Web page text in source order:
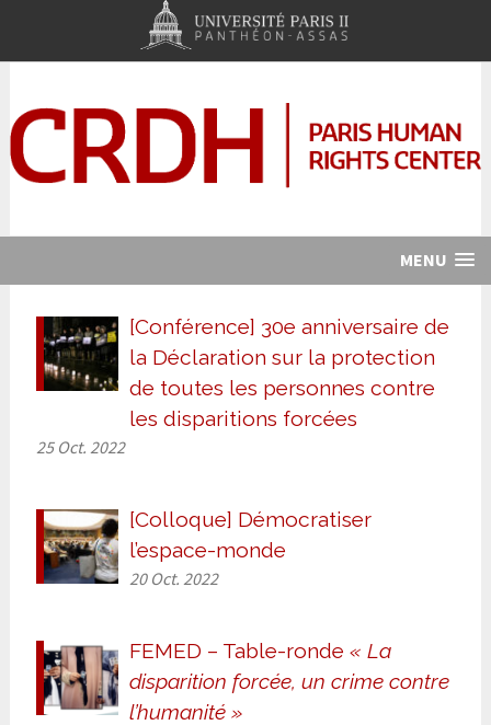
MENU
[Conférence] 30e anniversaire de
la Déclaration sur la protection
de toutes les personnes contre
les disparitions forcées
25 Oct. 2022
[Colloque] Démocratiser
l’espace-monde
20 Oct. 2022
FEMED – Table-ronde « La
disparition forcée, un crime contre
l’humanité »